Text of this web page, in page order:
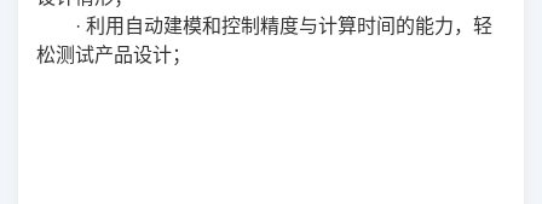
· 利用自动建模和控制精度与计算时间的能力，轻
松测试产品设计；